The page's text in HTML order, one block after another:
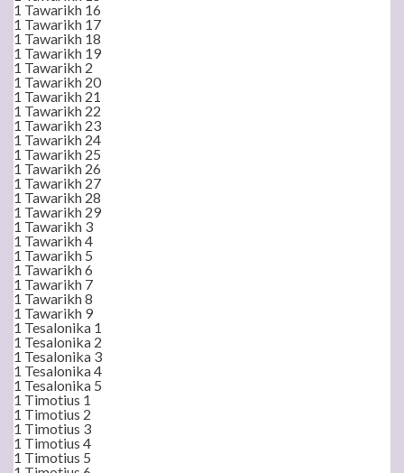
1 Tawarikh 16
1 Tawarikh 17
1 Tawarikh 18
1 Tawarikh 19
1 Tawarikh 2
1 Tawarikh 20
1 Tawarikh 21
1 Tawarikh 22
1 Tawarikh 23
1 Tawarikh 24
1 Tawarikh 25
1 Tawarikh 26
1 Tawarikh 27
1 Tawarikh 28
1 Tawarikh 29
1 Tawarikh 3
1 Tawarikh 4
1 Tawarikh 5
1 Tawarikh 6
1 Tawarikh 7
1 Tawarikh 8
1 Tawarikh 9
1 Tesalonika 1
1 Tesalonika 2
1 Tesalonika 3
1 Tesalonika 4
1 Tesalonika 5
1 Timotius 1
1 Timotius 2
1 Timotius 3
1 Timotius 4
1 Timotius 5